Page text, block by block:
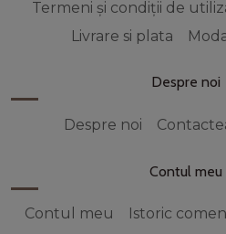
Termeni și condiții de
Livrare si plata
Despre noi
Despre noi
Contul meu
Contul meu Istoric